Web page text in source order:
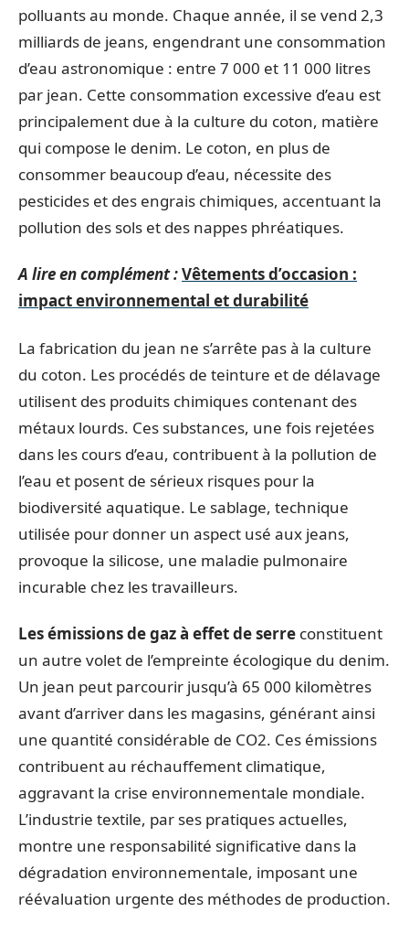
polluants au monde. Chaque année, il se vend 2,3
milliards de jeans, engendrant une consommation
d’eau astronomique : entre 7 000 et 11 000 litres
par jean. Cette consommation excessive d’eau est
principalement due à la culture du coton, matière
qui compose le denim. Le coton, en plus de
consommer beaucoup d’eau, nécessite des
pesticides et des engrais chimiques, accentuant la
pollution des sols et des nappes phréatiques.
A lire en complément :Vêtements d’occasion :
impact environnemental et durabilité
La fabrication du jean ne s’arrête pas à la culture
du coton. Les procédés de teinture et de délavage
utilisent des produits chimiques contenant des
métaux lourds. Ces substances, une fois rejetées
dans les cours d’eau, contribuent à la pollution de
l’eau et posent de sérieux risques pour la
biodiversité aquatique. Le sablage, technique
utilisée pour donner un aspect usé aux jeans,
provoque la silicose, une maladie pulmonaire
incurable chez les travailleurs.
Les émissions de gaz à effet de serre constituent
un autre volet de l’empreinte écologique du denim.
Un jean peut parcourir jusqu’à 65 000 kilomètres
avant d’arriver dans les magasins, générant ainsi
une quantité considérable de CO2. Ces émissions
contribuent au réchauffement climatique,
aggravant la crise environnementale mondiale.
L’industrie textile, par ses pratiques actuelles,
montre une responsabilité significative dans la
dégradation environnementale, imposant une
réévaluation urgente des méthodes de production.